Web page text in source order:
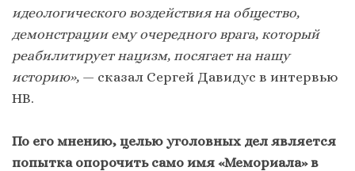
идеологического воздействия на общество,
демонстрации ему очередного врага, который
реабилитирует нацизм, посягает на нашу
историю», — сказал Сергей Давидус в интервью
НВ.
По его мнению, целью уголовных дел является
попытка опорочить само имя «Мемориала» в